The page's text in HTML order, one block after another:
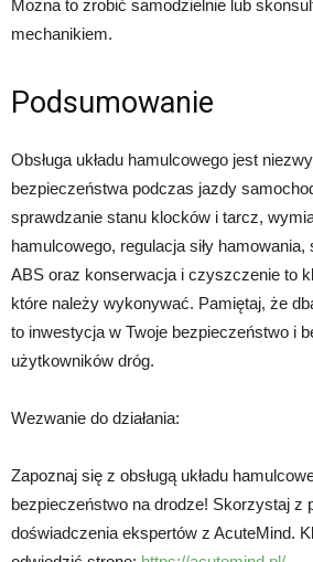
Można to zrobić samodzielnie lub
mechanikiem.
Podsumowanie
Obsługa układu hamulcowego jest
bezpieczeństwa podczas jazdy
sprawdzanie stanu klocków i tarcz,
hamulcowego, regulacja siły hamowania,
ABS oraz konserwacja i czyszczenie to
które należy wykonywać. Pamiętaj, że
to inwestycja w Twoje bezpieczeństwo i
użytkowników dróg.
Wezwanie do działania:
Zapoznaj się z obsługą układu
bezpieczeństwo na drodze! Skorzystaj z
doświadczenia ekspertów z AcuteMind.